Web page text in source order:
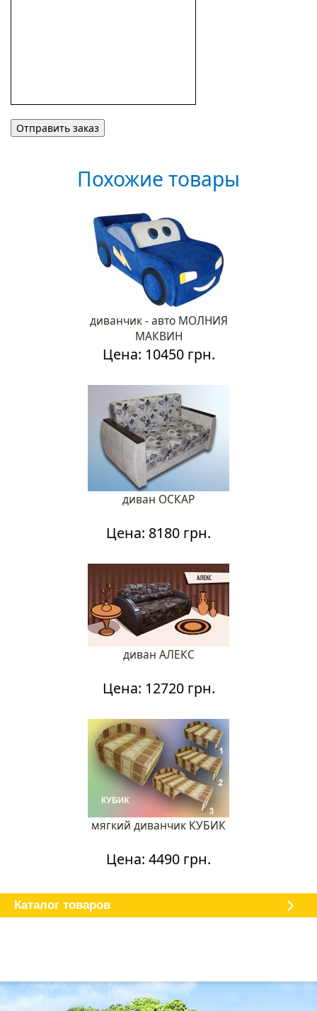
Похожие товары
диванчик - авто МОЛНИЯ
МАКВИН
Цена: 10450 грн.
диван ОСКАР
Цена: 8180 грн.
диван АЛЕКС
Цена: 12720 грн.
мягкий диванчик КУБИК
Цена: 4490 грн.
Каталог товаров